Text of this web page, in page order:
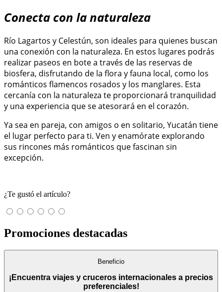
Conecta con la naturaleza
Río Lagartos y Celestún, son ideales para quienes buscan
una conexión con la naturaleza. En estos lugares podrás
realizar paseos en bote a través de las reservas de
biosfera, disfrutando de la flora y fauna local, como los
románticos flamencos rosados y los manglares. Esta
cercanía con la naturaleza te proporcionará tranquilidad
y una experiencia que se atesorará en el corazón.
Ya sea en pareja, con amigos o en solitario, Yucatán tiene
el lugar perfecto para ti. Ven y enamórate explorando
sus rincones más románticos que fascinan sin
excepción.
¿Te gustó el artículo?
Promociones destacadas
Beneficio
¡Encuentra viajes y cruceros internacionales a precios
preferenciales!